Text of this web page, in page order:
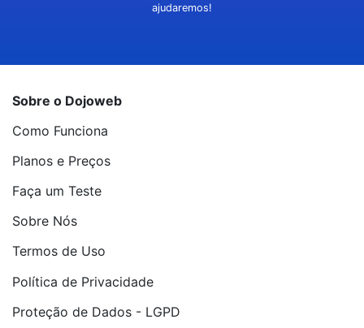
ajudaremos!
Sobre o Dojoweb
Como Funciona
Planos e Preços
Faça um Teste
Sobre Nós
Termos de Uso
Política de Privacidade
Proteção de Dados - LGPD